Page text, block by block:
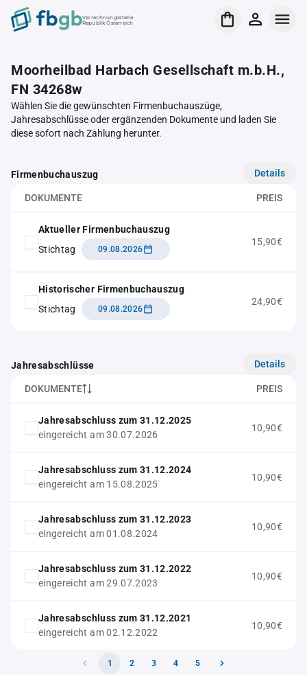
Verrechnungsstelle
Republik Österreich
Moorheilbad Harbach Gesellschaft m.b.H.,
FN 34268w
Wählen Sie die gewünschten Firmenbuchauszüge,
Jahresabschlüsse oder ergänzenden Dokumente und laden Sie
diese sofort nach Zahlung herunter.
Firmenbuchauszug Details
DOKUMENTE PREIS
Aktueller Firmenbuchauszug
Stichtag
09.08.2026
15,90€
Historischer Firmenbuchauszug
Stichtag
09.08.2026
24,90€
Jahresabschlüsse Details
DOKUMENTE PREIS
Jahresabschluss zum 31.12.2025
eingereicht am 30.07.2026
10,90€
Jahresabschluss zum 31.12.2024
eingereicht am 15.08.2025
10,90€
Jahresabschluss zum 31.12.2023
eingereicht am 01.08.2024
10,90€
Jahresabschluss zum 31.12.2022
eingereicht am 29.07.2023
10,90€
Jahresabschluss zum 31.12.2021
eingereicht am 02.12.2022
10,90€
1 2 3 4 5